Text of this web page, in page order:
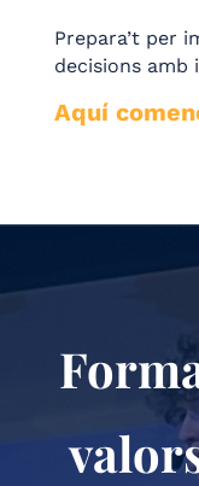
Prepara’t per
decisions amb
Aquí